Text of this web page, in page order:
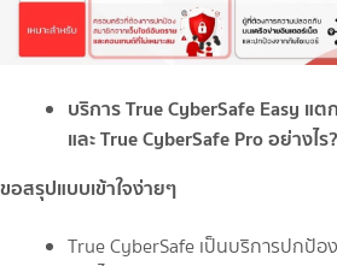
บริการ True CyberSafe Easy แ
และ True CyberSafe Pro อย่างไร?
ขอสรุปแบบเข้าใจง่ายๆ
True CyberSafe เป็นบริการปกป้อ